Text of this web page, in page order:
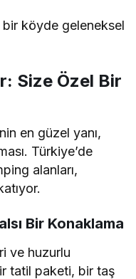
bir köyde geleneksel
Size Özel Bir
en güzel yanı,
Türkiye’de
alanları,
Bir Konaklama
ve huzurlu
tatil paketi, bir taş